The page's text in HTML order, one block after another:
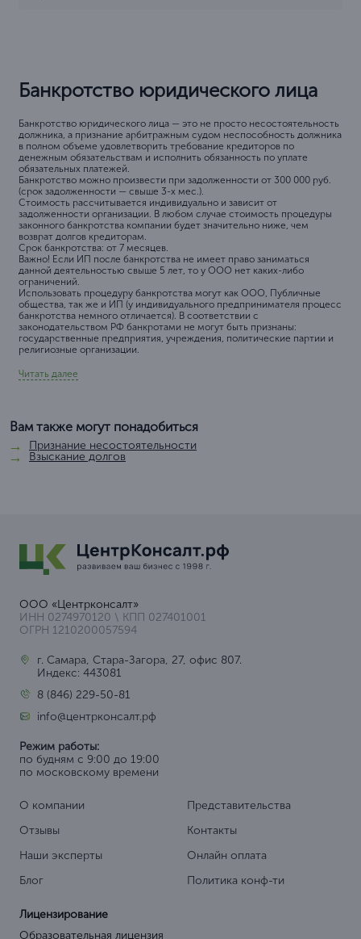
Банкротство юридического лица
Банкротство юридического лица — это не просто несостоятельность
должника, а признание арбитражным судом неспособность должника
в полном объеме удовлетворить требование кредиторов по
денежным обязательствам и исполнить обязанность по уплате
обязательных платежей.
Банкротство можно произвести при задолженности от 300 000 руб.
(срок задолженности — свыше 3-х мес.).
Стоимость рассчитывается индивидуально и зависит от
задолженности организации. В любом случае стоимость процедуры
законного банкротства компании будет значительно ниже, чем
возврат долгов кредиторам.
Срок банкротства: от 7 месяцев.
Важно! Если ИП после банкротства не имеет право заниматься
данной деятельностью свыше 5 лет, то у ООО нет каких-либо
ограничений.
Использовать процедуру банкротства могут как ООО, Публичные
общества, так же и ИП (у индивидуального предпринимателя процесс
банкротства немного отличается). В соответствии с
законодательством РФ банкротами не могут быть признаны:
государственные предприятия, учреждения, политические партии и
религиозные организации.
Читать далее
Вам также могут понадобиться
Признание несостоятельности
Взыскание долгов
ООО «Центрконсалт»
ИНН 0274970120 \ КПП 027401001
ОГРН 1210200057594
г. Самара, Стара-Загора, 27, офис 807.
Индекс: 443081
8 (846) 229-50-81
info@центрконсалт.рф
Режим работы:
по будням с 9:00 до 19:00
по московскому времени
О компании
Отзывы
Наши эксперты
Блог
Представительства
Контакты
Онлайн оплата
Политика конф-ти
Лицензирование
Образовательная лицензия